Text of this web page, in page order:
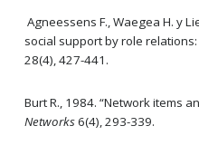
Agneessens F., Waegea H. y
social support by role relations:
28(4), 427-441.
Burt R., 1984. “Network items
Networks6(4), 293-339.